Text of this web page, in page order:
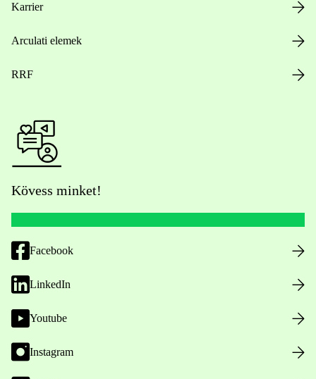
Karrier
Arculati elemek
RRF
Kövess minket!
Facebook
LinkedIn
Youtube
Instagram